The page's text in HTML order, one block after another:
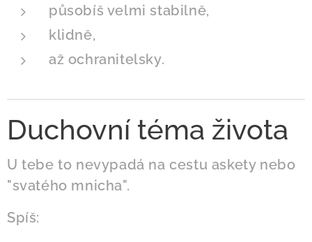
působíš velmi stabilně,
klidně,
až ochranitelsky.
Duchovní téma života
U tebe to nevypadá na cestu askety nebo
"svatého mnicha".
Spíš: